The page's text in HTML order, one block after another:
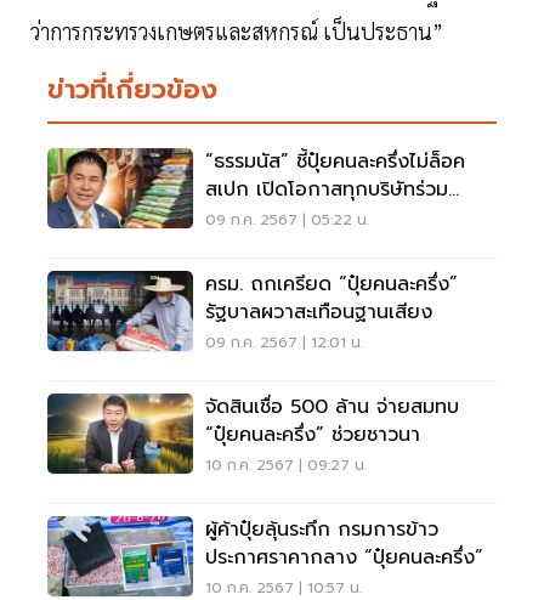
ว่าการกระทรวงเกษตรและสหกรณ์ เป็นประธาน”
ข่าวที่เกี่ยวข้อง
“ธรรมนัส” ชี้ปุ๋ยคนละครึ่งไม่ล็อค
สเปก เปิดโอกาสทุกบริษัทร่วม
โครงการ
09 ก.ค. 2567 | 05:22 น.
ครม. ถกเครียด “ปุ๋ยคนละครึ่ง”
รัฐบาลผวาสะเทือนฐานเสียง
09 ก.ค. 2567 | 12:01 น.
จัดสินเชื่อ 500 ล้าน จ่ายสมทบ
“ปุ๋ยคนละครึ่ง” ช่วยชาวนา
10 ก.ค. 2567 | 09:27 น.
ผู้ค้าปุ๋ยลุ้นระทึก กรมการข้าว
ประกาศราคากลาง “ปุ๋ยคนละครึ่ง”
10 ก.ค. 2567 | 10:57 น.